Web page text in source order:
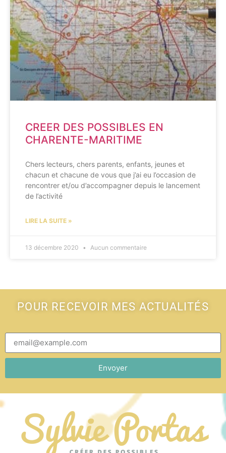
CREER DES POSSIBLES EN
CHARENTE-MARITIME
Chers lecteurs, chers parents, enfants, jeunes et
chacun et chacune de vous que j’ai eu l’occasion de
rencontrer et/ou d’accompagner depuis le lancement
de l’activité
LIRE LA SUITE »
13 décembre 2020 Aucun commentaire
POUR RECEVOIR MES ACTUALITÉS
Envoyer